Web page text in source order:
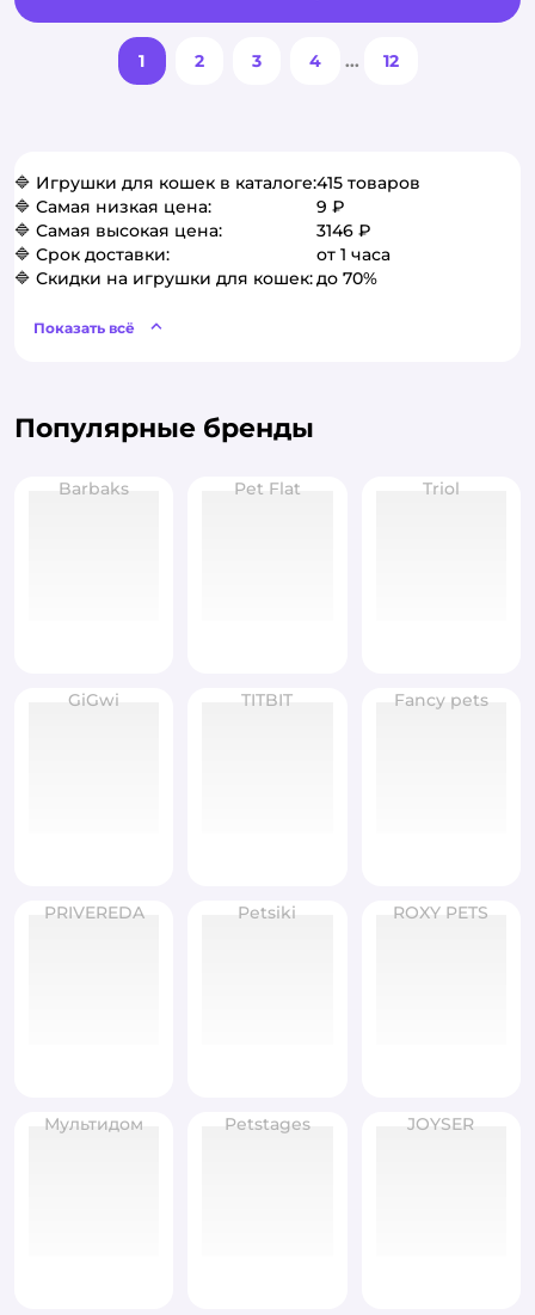
1 2 3 4 ... 12
🔷 Игрушки для кошек в каталоге:415 товаров
🔷 Самая низкая цена:
9 ₽
🔷 Самая высокая цена:
3146 ₽
🔷 Срок доставки:
от 1 часа
🔷 Скидки на игрушки для кошек:до 70%
Показать всё
Популярные бренды
Barbaks Pet Flat Triol
GiGwi TITBIT Fancy pets
PRIVEREDA Petsiki ROXY PETS
Мультидом Petstages JOYSER